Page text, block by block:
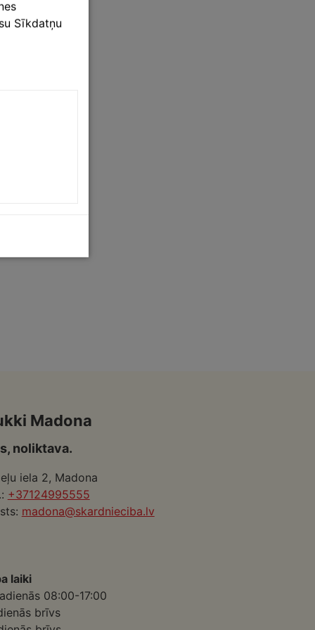
Madona
noliktava.
iela 2, Madona
+37124995555
madona@skardnieciba.lv
laiki
08:00-17:00
brīvs
Sīkdatņu